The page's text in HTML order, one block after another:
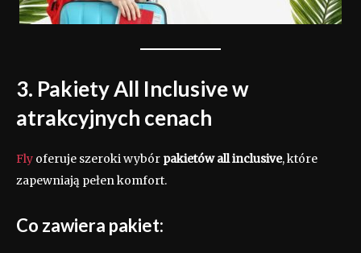
3. Pakiety All Inclusive w
atrakcyjnych cenach
Fly oferuje szeroki wybór pakietów all inclusive, które
zapewniają pełen komfort.
Co zawiera pakiet: